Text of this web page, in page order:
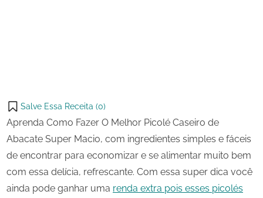
on
X
Salve Essa Receita (0)
Aprenda Como Fazer O Melhor Picolé Caseiro de
Abacate Super Macio, com ingredientes simples e fáceis
de encontrar para economizar e se alimentar muito bem
com essa delícia, refrescante. Com essa super dica você
ainda pode ganhar uma renda extra pois esses picolés